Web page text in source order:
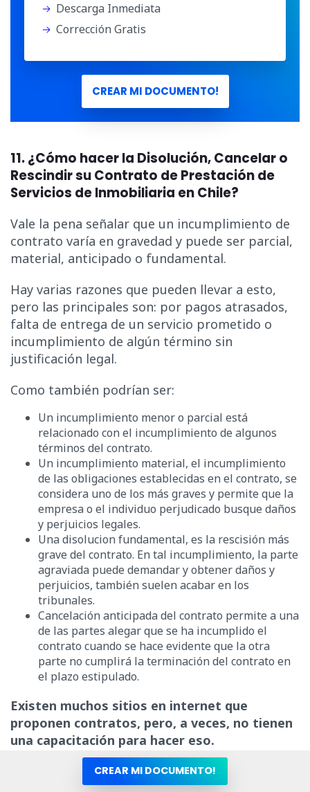
Descarga Inmediata
Corrección Gratis
CREAR MI DOCUMENTO!
11. ¿Cómo hacer la Disolución, Cancelar o
Rescindir su Contrato de Prestación de
Servicios de Inmobiliaria en Chile?
Vale la pena señalar que un incumplimiento de
contrato varía en gravedad y puede ser parcial,
material, anticipado o fundamental.
Hay varias razones que pueden llevar a esto,
pero las principales son: por pagos atrasados,
falta de entrega de un servicio prometido o
incumplimiento de algún término sin
justificación legal.
Como también podrían ser:
Un incumplimiento menor o parcial está
relacionado con el incumplimiento de algunos
términos del contrato.
Un incumplimiento material, el incumplimiento
de las obligaciones establecidas en el contrato, se
considera uno de los más graves y permite que la
empresa o el individuo perjudicado busque daños
y perjuicios legales.
Una disolucion fundamental, es la rescisión más
grave del contrato. En tal incumplimiento, la parte
agraviada puede demandar y obtener daños y
perjuicios, también suelen acabar en los
tribunales.
Cancelación anticipada del contrato permite a una
de las partes alegar que se ha incumplido el
contrato cuando se hace evidente que la otra
parte no cumplirá la terminación del contrato en
el plazo estipulado.
Existen muchos sitios en internet que
proponen contratos, pero, a veces, no tienen
una capacitación para hacer eso.
¡Por eso, tenga cuidado!
CREAR MI DOCUMENTO!